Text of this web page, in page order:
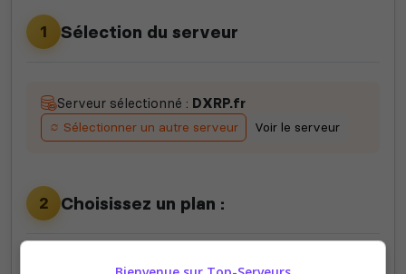
1 Sélection du serveur
Serveur sélectionné : DXRP.fr
Sélectionner un autre serveur
Voir le serveur
2 Choisissez un plan :